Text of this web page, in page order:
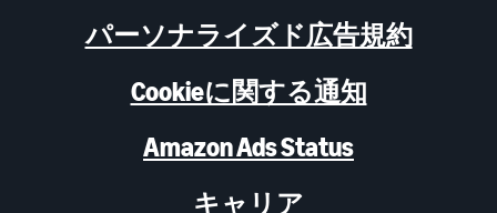
パーソナライズド広告規約
Cookieに関する通知
Amazon Ads Status
キャリア